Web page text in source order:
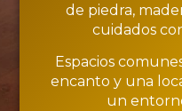
de piedra,
cuidados
Espacios
encanto y una
un